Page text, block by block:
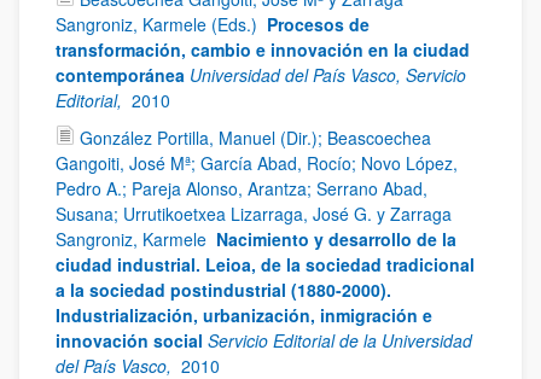
Sangroniz, Karmele (Eds.) Procesos de
transformación, cambio e innovación en la ciudad
contemporánea Universidad del País Vasco, Servicio
Editorial, 2010
González Portilla, Manuel (Dir.); Beascoechea
Gangoiti, José Mª; García Abad, Rocío; Novo López,
Pedro A.; Pareja Alonso, Arantza; Serrano Abad,
Susana; Urrutikoetxea Lizarraga, José G. y Zarraga
Sangroniz, Karmele Nacimiento y desarrollo de la
ciudad industrial. Leioa, de la sociedad tradicional
a la sociedad postindustrial (1880-2000).
Industrialización, urbanización, inmigración e
innovación social Servicio Editorial de la Universidad
del País Vasco, 2010